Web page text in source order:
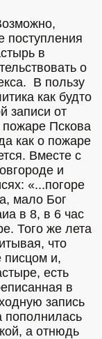
поступления
в
о
В пользу
как будто
записи от
Пскова
как о пожаре
Вместе с
и
«...погоре
мало Бог
в 8, в 6 час
Того же лета
что
писцом и,
есть
в
запись
пополнилась
а отнюдь